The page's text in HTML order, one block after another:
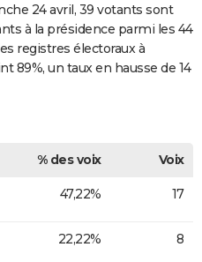
24 avril, 39 votants sont
à la présidence parmi les 44
registres électoraux à
89%, un taux en hausse de 14
% des voix
Voix
47,22% 17
22,22% 8